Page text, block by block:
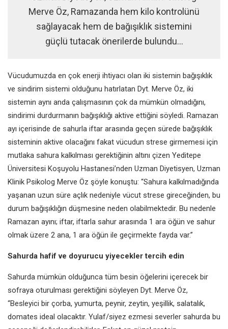
Merve Öz, Ramazanda hem kilo kontrolünü
sağlayacak hem de bağışıklık sistemini
güçlü tutacak önerilerde bulundu…
Vücudumuzda en çok enerji ihtiyacı olan iki sistemin bağışıklık
ve sindirim sistemi olduğunu hatırlatan Dyt. Merve Öz, iki
sistemin aynı anda çalışmasının çok da mümkün olmadığını,
sindirimi durdurmanın bağışıklığı aktive ettiğini söyledi. Ramazan
ayı içerisinde de sahurla iftar arasında geçen sürede bağışıklık
sisteminin aktive olacağını fakat vücudun strese girmemesi için
mutlaka sahura kalkılması gerektiğinin altını çizen Yeditepe
Üniversitesi Koşuyolu Hastanesi’nden Uzman Diyetisyen, Uzman
Klinik Psikolog Merve Öz şöyle konuştu: “Sahura kalkılmadığında
yaşanan uzun süre açlık nedeniyle vücut strese gireceğinden, bu
durum bağışıklığın düşmesine neden olabilmektedir. Bu nedenle
Ramazan ayını; iftar, iftarla sahur arasında 1 ara öğün ve sahur
olmak üzere 2 ana, 1 ara öğün ile geçirmekte fayda var.”
Sahurda hafif ve doyurucu yiyecekler tercih edin
Sahurda mümkün olduğunca tüm besin öğelerini içerecek bir
sofraya oturulması gerektiğini söyleyen Dyt. Merve Öz,
“Besleyici bir çorba, yumurta, peynir, zeytin, yeşillik, salatalık,
domates ideal olacaktır. Yulaf/siyez ezmesi severler sahurda bu